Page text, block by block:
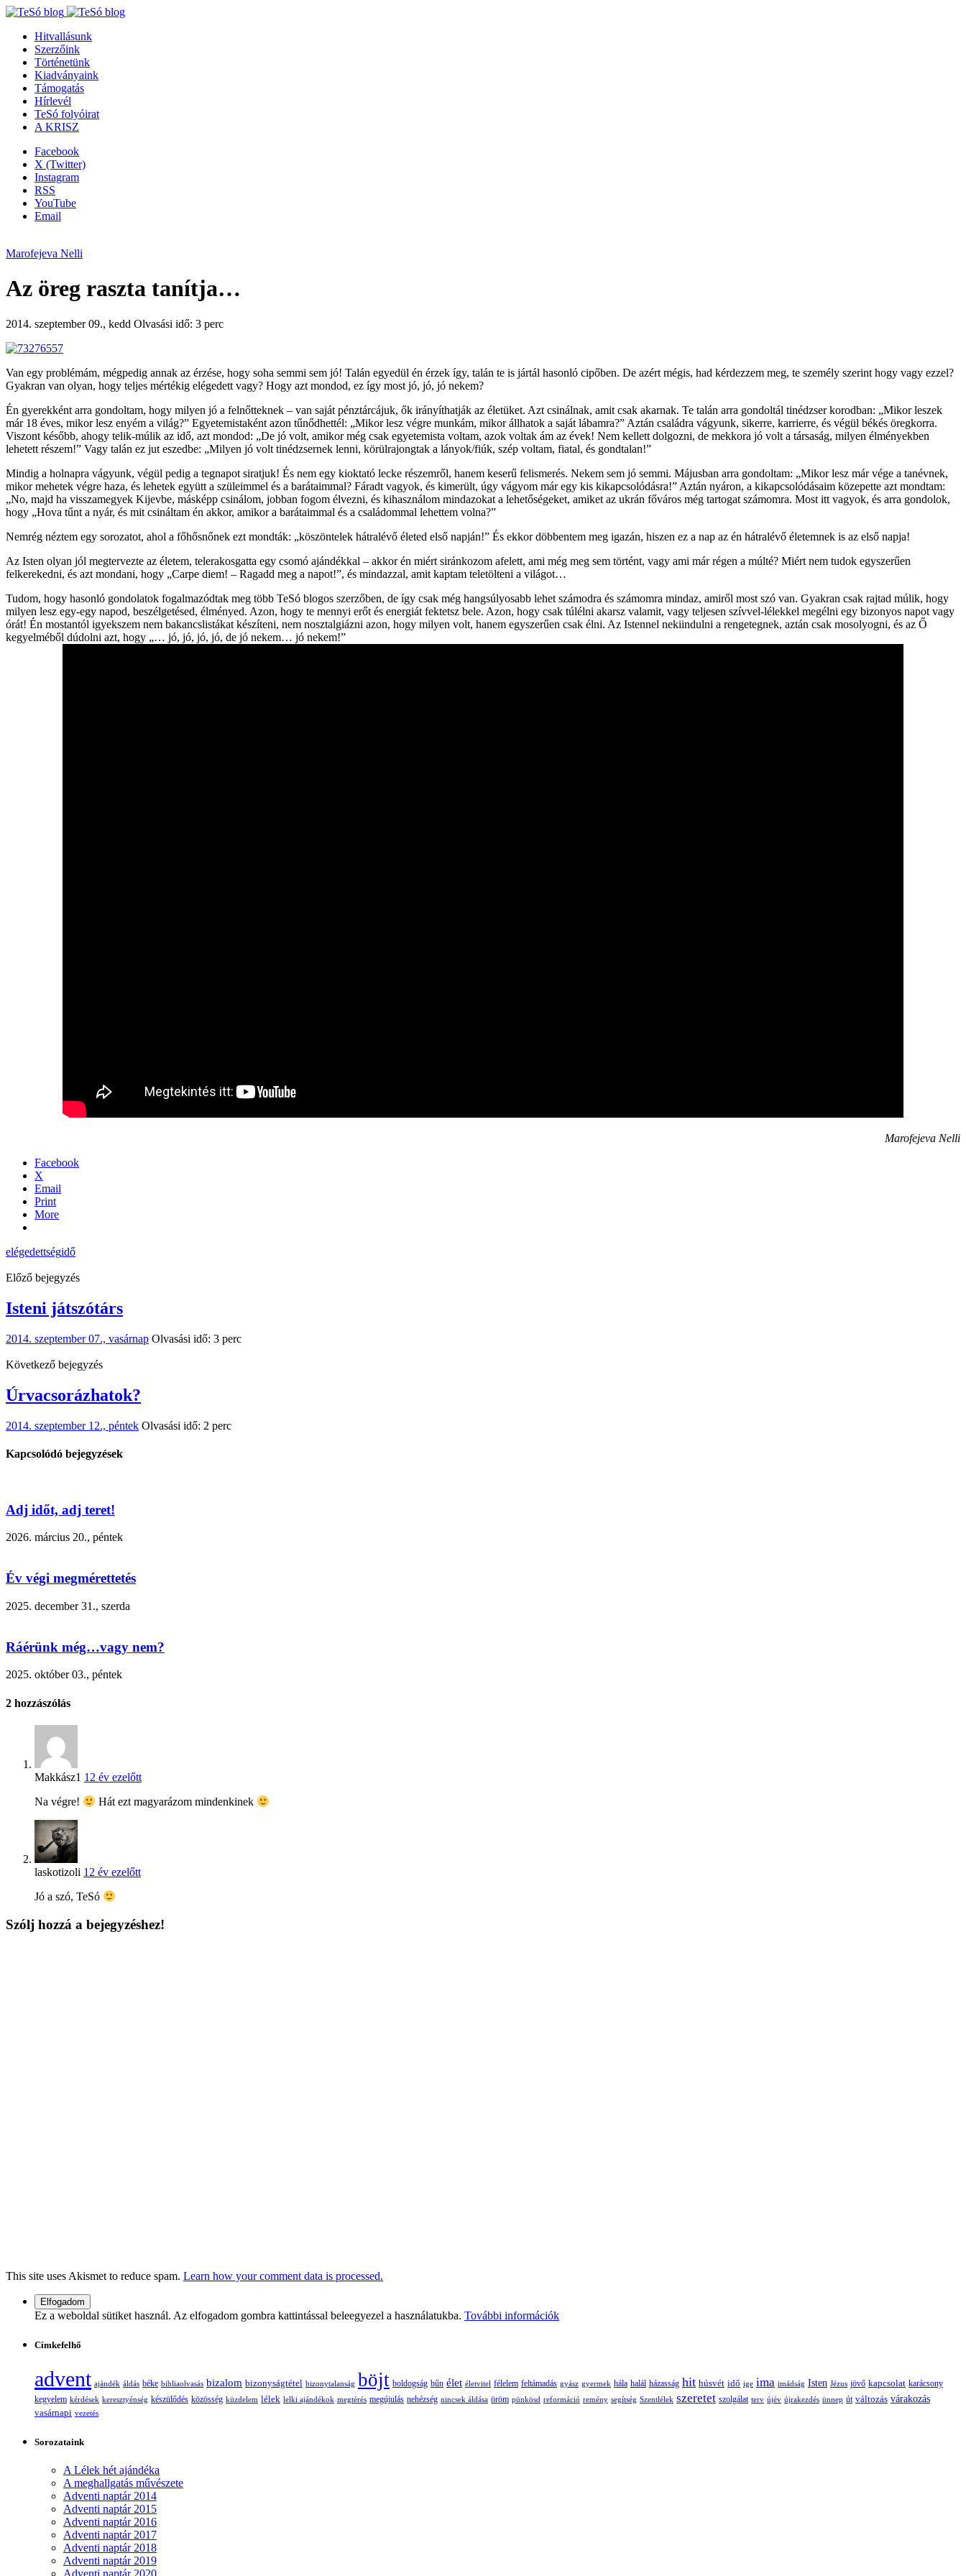
Hitvallásunk
Szerzőink
Történetünk
Kiadványaink
Támogatás
Hírlevél
TeSó folyóirat
A KRISZ
Facebook
X (Twitter)
Instagram
RSS
YouTube
Email
Marofejeva Nelli
Az öreg raszta tanítja…
2014. szeptember 09., kedd Olvasási idő: 3 perc
Van egy problémám, mégpedig annak az érzése, hogy soha semmi sem jó! Talán egyedül én érzek így, talán te is jártál hasonló cipőben. De azért mégis, had kérdezzem meg, te személy szerint hogy vagy ezzel?
Gyakran van olyan, hogy teljes mértékig elégedett vagy? Hogy azt mondod, ez így most jó, jó, jó nekem?
Én gyerekként arra gondoltam, hogy milyen jó a felnőtteknek – van saját pénztárcájuk, ők irányíthatják az életüket. Azt csinálnak, amit csak akarnak. Te talán arra gondoltál tinédzser korodban: „Mikor leszek
már 18 éves, mikor lesz enyém a világ?” Egyetemistaként azon tűnődhettél: „Mikor lesz végre munkám, mikor állhatok a saját lábamra?” Aztán családra vágyunk, sikerre, karrierre, és végül békés öregkorra.
Viszont később, ahogy telik-múlik az idő, azt mondod: „De jó volt, amikor még csak egyetemista voltam, azok voltak ám az évek! Nem kellett dolgozni, de mekkora jó volt a társaság, milyen élményekben
lehetett részem!” Vagy talán ez jut eszedbe: „Milyen jó volt tinédzsernek lenni, körülrajongtak a lányok/fiúk, szép voltam, fiatal, és gondtalan!”
Mindig a holnapra vágyunk, végül pedig a tegnapot siratjuk! És nem egy kioktató lecke részemről, hanem keserű felismerés. Nekem sem jó semmi. Májusban arra gondoltam: „Mikor lesz már vége a tanévnek,
mikor mehetek végre haza, és lehetek együtt a szüleimmel és a barátaimmal? Fáradt vagyok, és kimerült, úgy vágyom már egy kis kikapcsolódásra!” Aztán nyáron, a kikapcsolódásaim közepette azt mondtam:
„No, majd ha visszamegyek Kijevbe, másképp csinálom, jobban fogom élvezni, és kihasználom mindazokat a lehetőségeket, amiket az ukrán főváros még tartogat számomra. Most itt vagyok, és arra gondolok,
hogy „Hova tűnt a nyár, és mit csináltam én akkor, amikor a barátaimmal és a családommal lehettem volna?”
Nemrég néztem egy sorozatot, ahol a főhősnőnek ezt mondták: „köszöntelek hátralévő életed első napján!” És ekkor döbbentem meg igazán, hiszen ez a nap az én hátralévő életemnek is az első napja!
Az Isten olyan jól megtervezte az életem, telerakosgatta egy csomó ajándékkal – akkor én miért siránkozom afelett, ami még meg sem történt, vagy ami már régen a múlté? Miért nem tudok egyszerűen
felkerekedni, és azt mondani, hogy „Carpe diem! – Ragadd meg a napot!”, és mindazzal, amit kaptam teletölteni a világot…
Tudom, hogy hasonló gondolatok fogalmazódtak meg több TeSó blogos szerzőben, de így csak még hangsúlyosabb lehet számodra és számomra mindaz, amiről most szó van. Gyakran csak rajtad múlik, hogy
milyen lesz egy-egy napod, beszélgetésed, élményed. Azon, hogy te mennyi erőt és energiát fektetsz bele. Azon, hogy csak túlélni akarsz valamit, vagy teljesen szívvel-lélekkel megélni egy bizonyos napot vagy
órát! Én mostantól igyekszem nem bakancslistákat készíteni, nem nosztalgiázni azon, hogy milyen volt, hanem egyszerűen csak élni. Az Istennel nekiindulni a rengetegnek, aztán csak mosolyogni, és az Ő
kegyelméből dúdolni azt, hogy „… jó, jó, jó, jó, de jó nekem… jó nekem!”
Marofejeva Nelli
Facebook
X
Email
Print
More
elégedettségidő
Előző bejegyzés
Isteni játszótárs
2014. szeptember 07., vasárnap Olvasási idő: 3 perc
Következő bejegyzés
Úrvacsorázhatok?
2014. szeptember 12., péntek Olvasási idő: 2 perc
Kapcsolódó bejegyzések
Adj időt, adj teret!
2026. március 20., péntek
Év végi megmérettetés
2025. december 31., szerda
Ráérünk még…vagy nem?
2025. október 03., péntek
2 hozzászólás
Makkász1 12 év ezelőtt
Na végre! Hát ezt magyarázom mindenkinek
laskotizoli 12 év ezelőtt
Jó a szó, TeSó
Szólj hozzá a bejegyzéshez!
This site uses Akismet to reduce spam. Learn how your comment data is processed.
Ez a weboldal sütiket használ. Az elfogadom gombra kattintással beleegyezel a használatukba. További információk
Címkefelhő
advent ajándék áldás béke bibliaolvasás bizalom bizonyságtétel bizonytalanság böjt boldogság bűn élet életvitel félelem feltámadás gyász gyermek hála halál házasság hit húsvét idő ige ima imádság Isten Jézus jövő kapcsolat karácsony
kegyelem kérdések keresztyénség készülődés közösség küzdelem lélek lelki ajándékok megtérés megújulás nehézség nincsek áldása öröm pünkösd reformáció remény segítség Szentlélek szeretet szolgálat terv újév újrakezdés ünnep út változás várakozás
vasárnapi vezetés
Sorozataink
A Lélek hét ajándéka
A meghallgatás művészete
Adventi naptár 2014
Adventi naptár 2015
Adventi naptár 2016
Adventi naptár 2017
Adventi naptár 2018
Adventi naptár 2019
Adventi naptár 2020